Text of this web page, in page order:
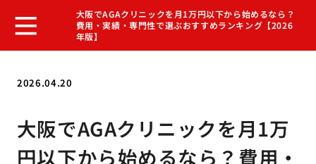
大阪でAGAクリニックを月1万円以下から始めるなら？
費用・実績・専門性で選ぶおすすめランキング【2026
年版】
2026.04.20
大阪でAGAクリニックを月1万
円以下から始めるなら？費用・